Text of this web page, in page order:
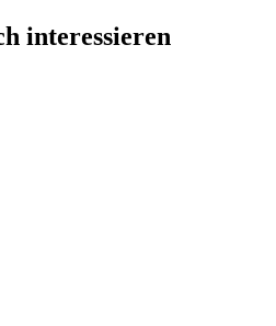
interessieren